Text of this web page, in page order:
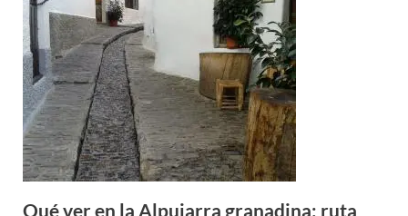
Qué ver en la Alpujarra granadina: ruta